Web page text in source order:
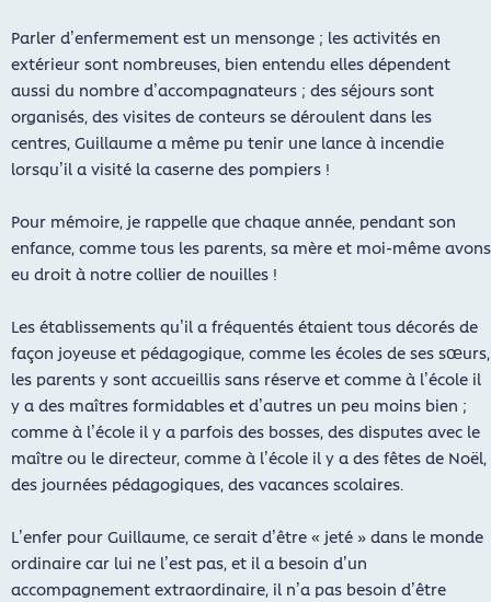
Parler d’enfermement est un mensonge ; les activités en
extérieur sont nombreuses, bien entendu elles dépendent
aussi du nombre d’accompagnateurs ; des séjours sont
organisés, des visites de conteurs se déroulent dans les
centres, Guillaume a même pu tenir une lance à incendie
lorsqu’il a visité la caserne des pompiers !
Pour mémoire, je rappelle que chaque année, pendant son
enfance, comme tous les parents, sa mère et moi-même avons
eu droit à notre collier de nouilles !
Les établissements qu’il a fréquentés étaient tous décorés de
façon joyeuse et pédagogique, comme les écoles de ses sœurs,
les parents y sont accueillis sans réserve et comme à l’école il
y a des maîtres formidables et d’autres un peu moins bien ;
comme à l’école il y a parfois des bosses, des disputes avec le
maître ou le directeur, comme à l’école il y a des fêtes de Noël,
des journées pédagogiques, des vacances scolaires.
L’enfer pour Guillaume, ce serait d’être « jeté » dans le monde
ordinaire car lui ne l’est pas, et il a besoin d’un
accompagnement extraordinaire, il n’a pas besoin d’être